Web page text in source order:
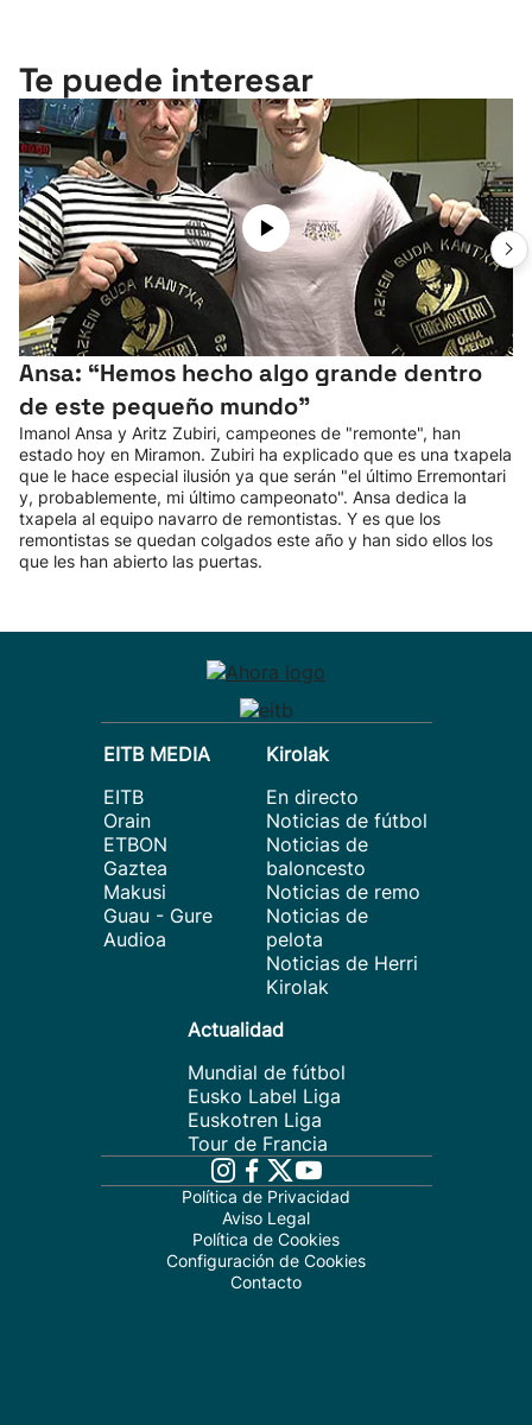
Te puede interesar
Ansa: “Hemos hecho algo grande dentro
de este pequeño mundo”
Imanol Ansa y Aritz Zubiri, campeones de "remonte", han
estado hoy en Miramon. Zubiri ha explicado que es una txapela
que le hace especial ilusión ya que serán "el último Erremontari
y, probablemente, mi último campeonato". Ansa dedica la
txapela al equipo navarro de remontistas. Y es que los
remontistas se quedan colgados este año y han sido ellos los
que les han abierto las puertas.
EITB MEDIA
EITB
Orain
ETBON
Gaztea
Makusi
Guau - Gure
Audioa
Kirolak
En directo
Noticias de fútbol
Noticias de
baloncesto
Noticias de remo
Noticias de
pelota
Noticias de Herri
Kirolak
Actualidad
Mundial de fútbol
Eusko Label Liga
Euskotren Liga
Tour de Francia
Política de Privacidad
Aviso Legal
Política de Cookies
Configuración de Cookies
Contacto